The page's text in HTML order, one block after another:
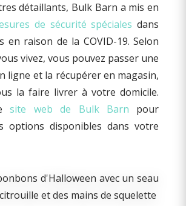
détaillants, Bulk Barn a mis en
de sécurité spéciales dans
en raison de la COVID-19. Selon
vivez, vous pouvez passer une
ligne et la récupérer en magasin,
la faire livrer à votre domicile.
site web de Bulk Barn pour
options disponibles dans votre